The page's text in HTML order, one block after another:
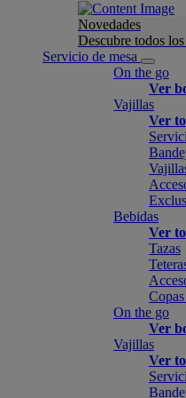
Novedades
Descubre todos
Servicio de mesa
On the go
Ver
Vajillas
Ver
Bebidas
Ver
Tazas
On the go
Ver
Vajillas
Ver